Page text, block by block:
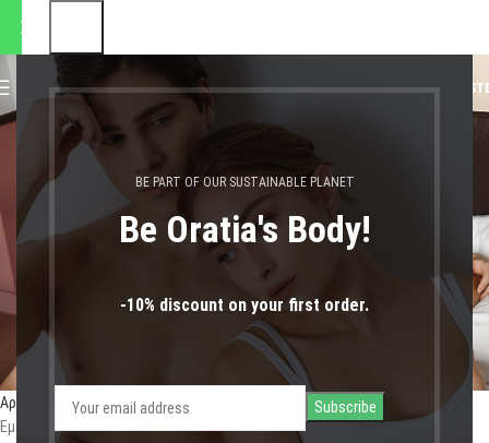
BE PART OF OUR SUSTAINABLE PLANET
Be Oratia's Body!
-10% discount on your first order.
MENU 0,00€ LOGIN /
mary janes
Αρχική σελίδα Shop Προϊόντα με ετικέτα “mary janes”
Εμφάνιση του μοναδικού αποτελέσματος
θα